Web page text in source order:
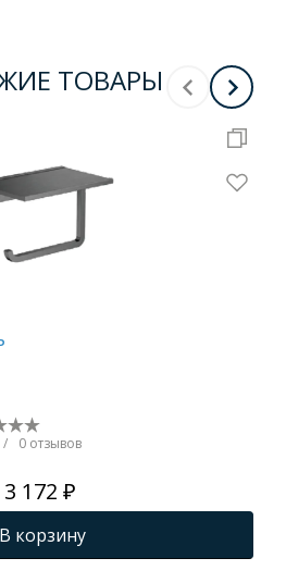
ТОВАРЫ
/ 0 отзывов
3 172 ₽
В корзину